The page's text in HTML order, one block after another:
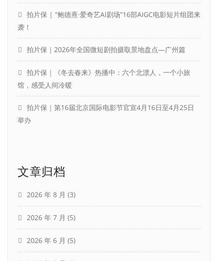
拍片保 | “鲍德熹·爱奇艺AI剧场”16部AIGC电影短片组团来
袭！
拍片保｜2026年全国微短剧拍摄取景地盘点—广州篇
拍片保｜《冬去春来》热播中：六个北漂人，一个小旅
馆，感受人间冷暖
拍片保｜第16届北京国际电影节官宣4月16日至4月25日
举办
文章归档
2026 年 8 月 (3)
2026 年 7 月 (5)
2026 年 6 月 (5)